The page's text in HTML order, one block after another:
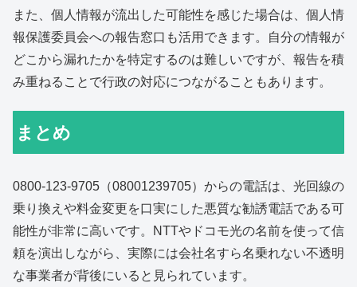
また、個人情報が流出した可能性を感じた場合は、個人情
報保護委員会への報告窓口も活用できます。自分の情報が
どこから漏れたかを特定するのは難しいですが、報告を積
み重ねることで行政の対応につながることもあります。
まとめ
0800-123-9705（08001239705）からの電話は、光回線の
乗り換えや料金変更を口実にした悪質な勧誘電話である可
能性が非常に高いです。NTTやドコモ光の名前を使って信
頼を演出しながら、実際には会社名すら名乗れない不透明
な事業者が背後にいると見られています。